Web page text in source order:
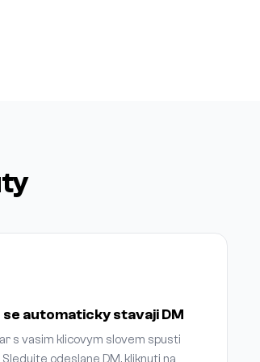
automaticky stavaji DM
s vasim klicovym slovem spusti
odeslane DM, kliknuti na